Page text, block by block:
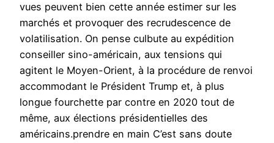
vues peuvent bien cette année estimer sur les
marchés et provoquer des recrudescence de
volatilisation. On pense culbute au expédition
conseiller sino-américain, aux tensions qui
agitent le Moyen-Orient, à la procédure de renvoi
accommodant le Président Trump et, à plus
longue fourchette par contre en 2020 tout de
même, aux élections présidentielles des
américains.prendre en main C’est sans doute